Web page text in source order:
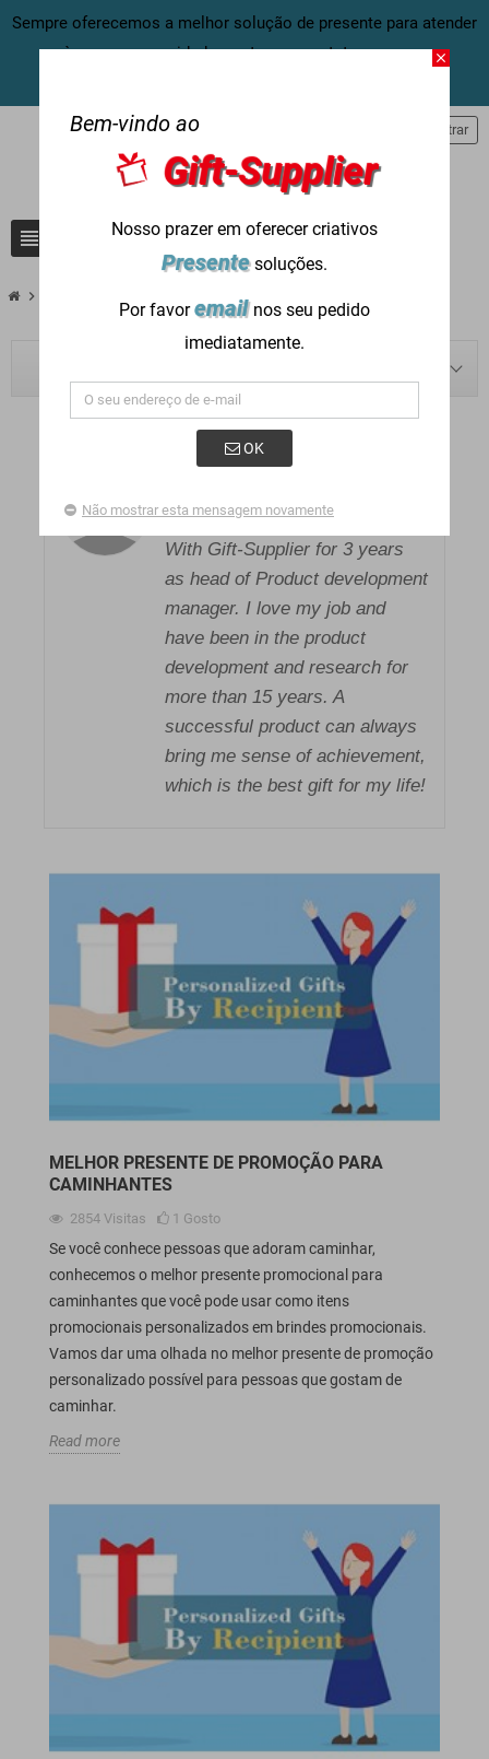
Sempre oferecemos a melhor solução de presente para atender
às suas necessidades, entre em contato conosco
view_headline
Entrar
chevron_right
With Gift-Supplier for 3 years
as head of Product development
manager. I love my job and
have been in the product
development and research for
more than 15 years. A
successful product can always
bring me sense of achievement,
which is the best gift for my life!
MELHOR PRESENTE DE PROMOÇÃO PARA
CAMINHANTES
2854 Visitas 1 Gosto
Se você conhece pessoas que adoram caminhar,
conhecemos o melhor presente promocional para
caminhantes que você pode usar como itens
promocionais personalizados em brindes promocionais.
Vamos dar uma olhada no melhor presente de promoção
personalizado possível para pessoas que gostam de
caminhar.
Read more
close
Bem-vindo ao
Gift-Supplier
Nosso prazer em oferecer criativos
Presentesoluções.
Por favoremailnos seu pedido
imediatamente.
OK
Não mostrar esta mensagem novamente